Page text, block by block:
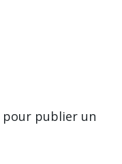
pour publier un